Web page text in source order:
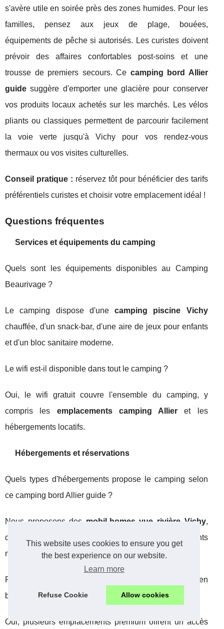
This website uses cookies to ensure you get
the best experience on our website.
Learn more
Refuse Cookie Allow cookies
s'avère utile en soirée près des zones humides. Pour les
familles, pensez aux jeux de plage, bouées,
équipements de pêche si autorisés. Les curistes doivent
prévoir des affaires confortables post-soins et une
trousse de premiers secours. Ce camping bord Allier
guide suggère d'emporter une glacière pour conserver
vos produits locaux achetés sur les marchés. Les vélos
pliants ou classiques permettent de parcourir facilement
la voie verte jusqu'à Vichy pour vos rendez-vous
thermaux ou vos visites culturelles.
Conseil pratique : réservez tôt pour bénéficier des tarifs
préférentiels curistes et choisir votre emplacement idéal !
Questions fréquentes
Services et équipements du camping
Quels sont les équipements disponibles au Camping
Beaurivage ?
Le camping dispose d'unecamping piscine Vichy
chauffée, d'un snack-bar, d'une aire de jeux pour enfants
et d'un bloc sanitaire moderne.
Le wifi est-il disponible dans tout le camping ?
Oui, le wifi gratuit couvre l'ensemble du camping, y
compris les emplacements camping Allier et les
hébergements locatifs.
Hébergements et réservations
Quels types d'hébergements propose le camping selon
ce camping bord Allier guide ?
Nous proposons des mobil-homes vue rivière Vichy,
des lodges insolites, des chalets et des emplacements
nus pour tentes et caravanes.
Peut-on réserver un emplacement directement en
bordure de l'Allier ?
Oui, plusieurs emplacements premium offrent un accès